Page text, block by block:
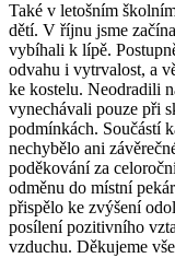
Také v letošním
dětí. V říjnu jsme
vybíhali k lípě.
odvahu i vytrvalost, a
ke kostelu. Neodradili
vynechávali pouze při
podmínkách. Součástí
nechybělo ani
poděkování za
odměnu do místní
přispělo ke zvýšení
posílení pozitivního
vzduchu. Děkujeme